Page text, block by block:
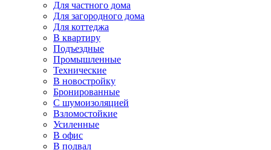
Для частного дома
Для загородного дома
Для коттеджа
В квартиру
Подъездные
Промышленные
Технические
В новостройку
Бронированные
С шумоизоляцией
Взломостойкие
Усиленные
В офис
В подвал